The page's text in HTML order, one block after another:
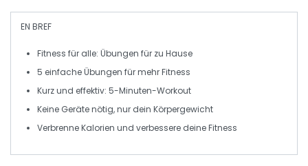
EN BREF
Fitness für alle: Übungen für zu Hause
5 einfache Übungen für mehrFitness
Kurz und effektiv: 5-Minuten-Workout
Keine Gerätenötig, nur dein Körpergewicht
VerbrenneKalorien und verbessere deineFitness